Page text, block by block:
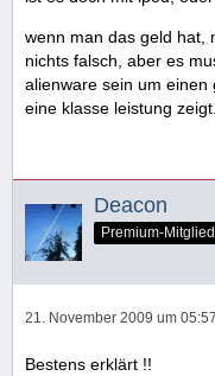
wenn man das geld hat,
nichts falsch, aber es
alienware sein um
eine klasse leistung zeigt.
Deacon
Premium-Mitglied
21. November 2009 um 05:57
Bestens erklärt !!